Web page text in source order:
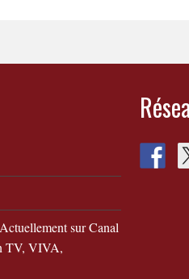
sur Canal
TV, VIVA,